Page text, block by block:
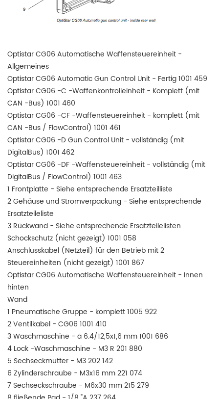
Optistar CG06 Automatische Waffensteuereinheit -
Allgemeines
Optistar CG06 Automatic Gun Control Unit - Fertig 1001 459
Optistar CG06 -C -Waffenkontrolleinheit - Komplett (mit
CAN -Bus) 1001 460
Optistar CG06 -CF -Waffensteuereinheit - komplett (mit
CAN -Bus / FlowControl) 1001 461
Optistar CG06 -D Gun Control Unit - vollständig (mit
DigitalBus) 1001 462
Optistar CG06 -DF -Waffensteuereinheit - vollständig (mit
DigitalBus / FlowControl) 1001 463
1 Frontplatte - Siehe entsprechende Ersatzteilliste
2 Gehäuse und Stromverpackung - Siehe entsprechende
Ersatzteileliste
3 Rückwand - Siehe entsprechende Ersatzteilelisten
Schockschutz (nicht gezeigt) 1001 058
Anschlusskabel (Netzteil) für den Betrieb mit 2
Steuereinheiten (nicht gezeigt) 1001 867
Optistar CG06 Automatische Waffensteuereinheit - Innen
hinten
Wand
1 Pneumatische Gruppe - komplett 1005 922
2 Ventilkabel - CG06 1001 410
3 Waschmaschine - ã 6.4/12,5x1,6 mm 1001 686
4 Lock -Waschmaschine - M3 R 201 880
5 Sechseckmutter - M3 202 142
6 Zylinderschraube - M3x16 mm 221 074
7 Sechseckschraube - M6x30 mm 215 279